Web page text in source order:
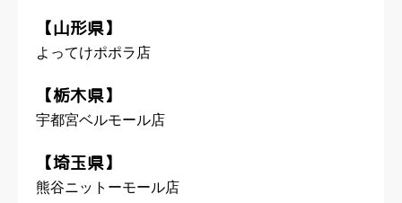
【山形県】
よってけポポラ店
【栃木県】
宇都宮ベルモール店
【埼玉県】
熊谷ニットーモール店